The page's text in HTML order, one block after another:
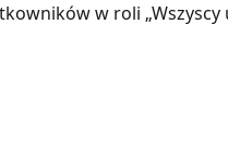
w roli „Wszyscy